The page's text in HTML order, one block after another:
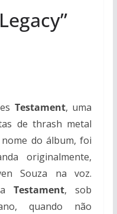
Testament, uma
de thrash metal
nome do álbum, foi
originalmente,
Souza na voz.
Testament, sob
quando não